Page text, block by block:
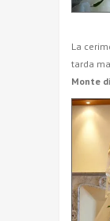
La
tarda
Monte